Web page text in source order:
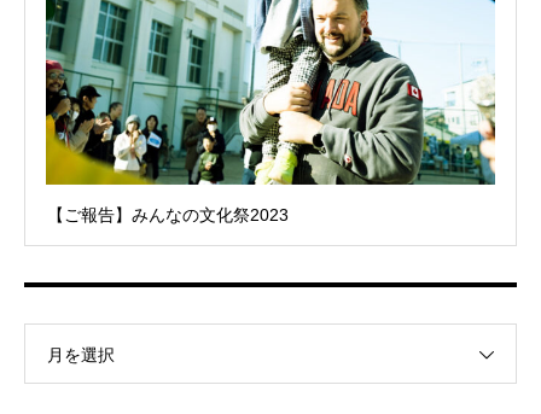
【ご報告】みんなの文化祭2023
月を選択